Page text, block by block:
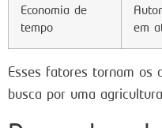
Economia de
tempo
em
Esses fatores tornam os
busca por uma